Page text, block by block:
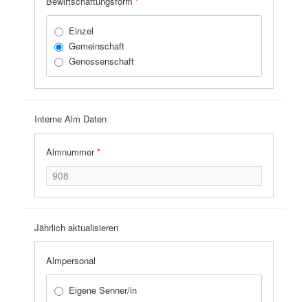
Einzel
Gemeinschaft
Genossenschaft
Interne Alm Daten
Almnummer*
Jährlich aktualisieren
Almpersonal
Eigene Senner/in